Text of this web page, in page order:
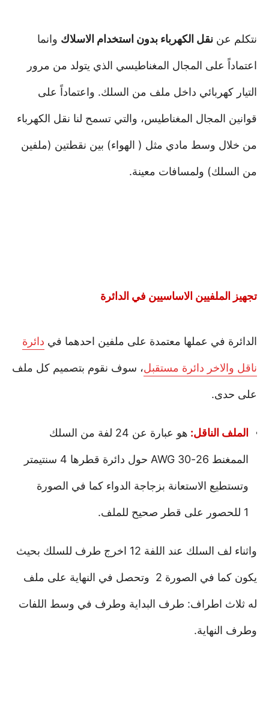
نتكلم عننقل الكهرباء بدون استخدام الاسلاكوانما
اعتماداً على المجال المغناطيسي الذي يتولد من مرور
التيار كهربائي داخل ملف من السلك. واعتماداً على
قوانين المجال المغناطيس، والتي تسمح لنا نقل الكهرباء
من خلال وسط مادي مثل ( الهواء) بين نقطتين (ملفين
من السلك) ولمسافات معينة.
تجهيز الملفيين الاساسيين في الدائرة
الدائرة في عملها معتمدة على ملفين احدهما فيدائرة
ناقل والاخر دائرة مستقبل، سوف نقوم بتصميم كل ملف
على حدى.
الملف الناقل: هو عبارة عن 24 لفة من السلك
الممغنط 26-30 AWG حول دائرة قطرها 4 سنتيمتر
وتستطيع الاستعانة بزجاجة الدواء كما في الصورة
للحصور على قطر صحيح للملف.
واثناء لف السلك عند اللفة 12 اخرج طرف للسلك بحيث
يكون كما في الصورة 2 وتحصل في النهاية على ملف
له ثلاث اطراف: طرف البداية وطرف في وسط اللفات
وطرف النهاية.